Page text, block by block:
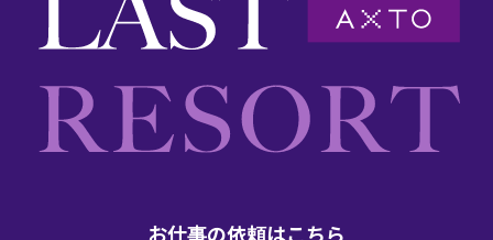
お仕事の依頼はこちら